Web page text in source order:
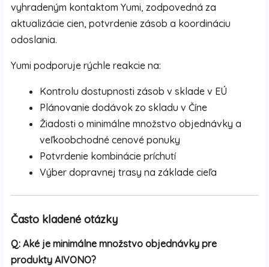
vyhradeným kontaktom Yumi, zodpovedná za
aktualizácie cien, potvrdenie zásob a koordináciu
odoslania.
Yumi podporuje rýchle reakcie na:
Kontrolu dostupnosti zásob v sklade v EÚ
Plánovanie dodávok zo skladu v Číne
Žiadosti o minimálne množstvo objednávky a
veľkoobchodné cenové ponuky
Potvrdenie kombinácie príchutí
Výber dopravnej trasy na základe cieľa
Často kladené otázky
Q: Aké je minimálne množstvo objednávky pre
produkty AIVONO?